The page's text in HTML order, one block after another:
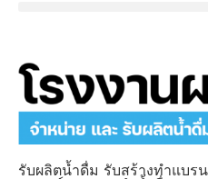
รับผลิตน้ำดื่ม รับสร้างทำแบร